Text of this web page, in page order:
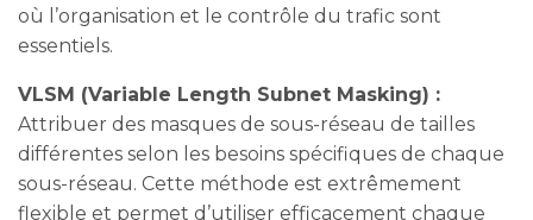
où l’organisation et le contrôle du trafic sont
essentiels.
VLSM (Variable Length Subnet Masking) :
Attribuer des masques de sous-réseau de tailles
différentes selon les besoins spécifiques de chaque
sous-réseau. Cette méthode est extrêmement
flexible et permet d’utiliser efficacement chaque